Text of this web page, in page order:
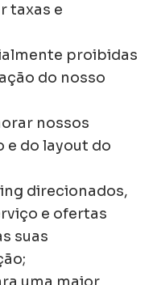
taxas e
proibidas
do nosso
nossos
e do layout do
direcionados,
e ofertas
suas